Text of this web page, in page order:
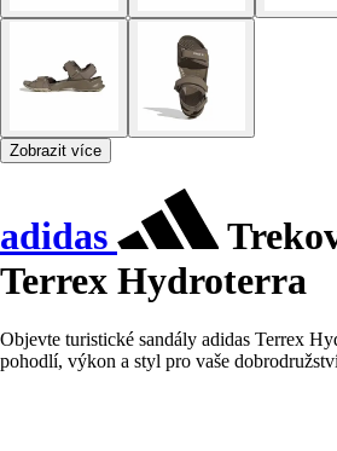
Zobrazit více
adidas
Terrex Hydroterra
Objevte turistické sandály adidas Terrex
pohodlí, výkon a styl pro vaše